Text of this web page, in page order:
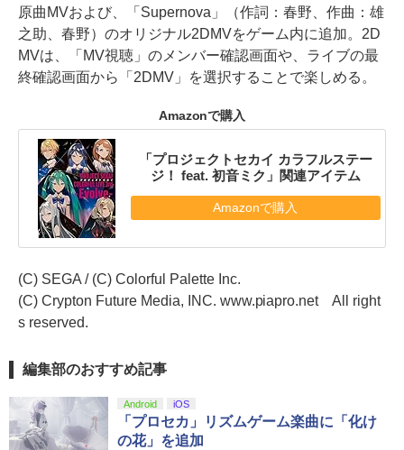
原曲MVおよび、「Supernova」（作詞：春野、作曲：雄
之助、春野）のオリジナル2DMVをゲーム内に追加。2D
MVは、「MV視聴」のメンバー確認画面や、ライブの最
終確認画面から「2DMV」を選択することで楽しめる。
Amazonで購入
「プロジェクトセカイ カラフルステー
ジ！ feat. 初音ミク」関連アイテム
Amazonで購入
(C) SEGA / (C) Colorful Palette Inc.
(C) Crypton Future Media, INC. www.piapro.net All right
s reserved.
編集部のおすすめ記事
Android iOS
「プロセカ」リズムゲーム楽曲に「化け
の花」を追加